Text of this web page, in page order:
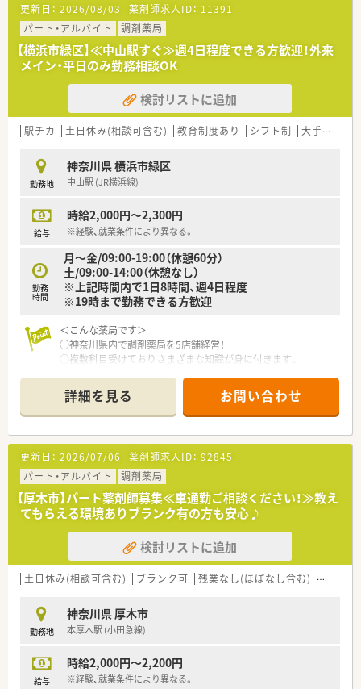
■週休二日制で、火曜日が固定休みのため予定が立てやすい点が
魅力です。
■1ヶ月単位の変形労働時間制を採用しており、月2回程度の平
日休みもあります。
■お盆休みや年末年始休暇もあり、プライベートの時間を確保で
きる環境です。
【法人特徴について】
■1店舗のみの運営となるため、店舗異動がなく腰を据えて働く
■地域の中核病院をはじめ、多くの医療機関からの処方箋を応需
している薬局です。
■商業施設内にあるため、通勤の利便性が高く、買い物なども楽
【こんな方にオススメ】
すめです。
■多くの処方箋を応需するため、経験を積みスキルアップをした
い方に向いています。
■火曜日が固定休みなので、平日にゆっくりとプライベートな時
更新日： 2026/08/03 薬剤師求人ID： 11391
パート・アルバイト
調剤薬局
【横浜市緑区】≪中山駅すぐ≫週4日程度できる方歓迎！外来
メイン・平日のみ勤務相談OK
検討リストに追加
駅チカ 土日休み(相談可含む) 教育制度あり シフト制 大手チェーン以外
勤務地
神奈川県 横浜市緑区
中山駅 (JR横浜線)
給与
時給2,000円～2,300円
※経験、就業条件により異なる。
勤務
時間
月～金/09:00-19:00（休憩60分）
土/09:00-14:00（休憩なし）
※上記時間内で1日8時間、週4日程度
※19時まで勤務できる方歓迎
＜こんな薬局です＞
○神奈川県内で調剤薬局を5店舗経営！
○複数科目受けておりさまざまな知識が身に付きます。
○ペーパードライバー向けに自動車学校の費用を全額負担して
くれる制度あり！
○チームワークを大切にした穏やかな雰囲気の薬局です。
〇複数クリニックから応需しており、処方枚数も充実しているこ
とからスキルを身に付け勉強になる環境です♪
詳細を見る お問い合わせ
更新日： 2026/07/06 薬剤師求人ID： 92845
パート・アルバイト
調剤薬局
【厚木市】パート薬剤師募集≪車通勤ご相談ください！≫教え
てもらえる環境ありブランク有の方も安心♪
検討リストに追加
土日休み(相談可含む) ブランク可 残業なし(ほぼなし含む) 車通勤
勤務地
神奈川県 厚木市
本厚木駅 (小田急線)
給与
時給2,000円～2,200円
※経験、就業条件により異なる。